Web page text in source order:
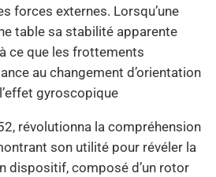
forces externes. Lorsqu’une
table sa stabilité apparente
ce que les frottements
au changement d’orientation
gyroscopique
révolutionna la compréhension
son utilité pour révéler la
dispositif, composé d’un rotor